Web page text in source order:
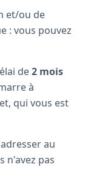
et/ou de
: vous pouvez
de2 mois
à
qui vous est
au
n'avez pas